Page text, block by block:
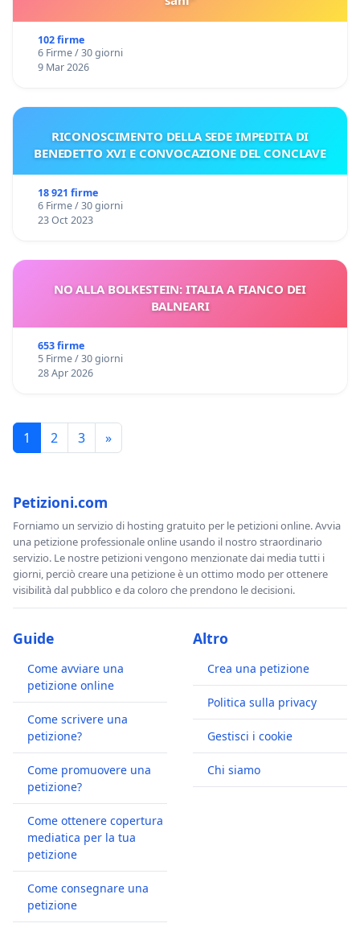
102 firme
6 Firme / 30 giorni
9 Mar 2026
RICONOSCIMENTO DELLA SEDE IMPEDITA DI
BENEDETTO XVI E CONVOCAZIONE DEL CONCLAVE
18 921 firme
6 Firme / 30 giorni
23 Oct 2023
NO ALLA BOLKESTEIN: ITALIA A FIANCO DEI
BALNEARI
653 firme
5 Firme / 30 giorni
28 Apr 2026
1 2 3 »
Petizioni.com
Forniamo un servizio di hosting gratuito per le petizioni online. Avvia
una petizione professionale online usando il nostro straordinario
servizio. Le nostre petizioni vengono menzionate dai media tutti i
giorni, perciò creare una petizione è un ottimo modo per ottenere
visibilità dal pubblico e da coloro che prendono le decisioni.
Guide
Come avviare una
petizione online
Come scrivere una
petizione?
Come promuovere una
petizione?
Come ottenere copertura
mediatica per la tua
petizione
Come consegnare una
petizione
Altro
Crea una petizione
Politica sulla privacy
Gestisci i cookie
Chi siamo